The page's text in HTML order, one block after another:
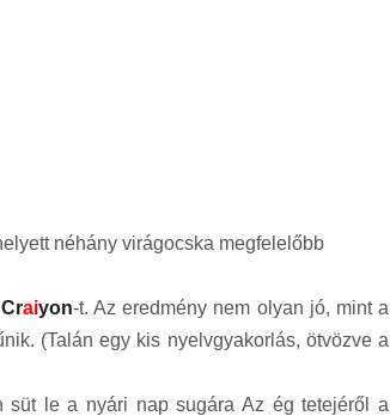
néhány virágocska megfelelőbb
Craiyon-t. Az eredmény nem olyan jó, mint a
(Talán egy kis nyelvgyakorlás, ötvözve a
süt le a nyári nap sugára Az ég tetejéről a